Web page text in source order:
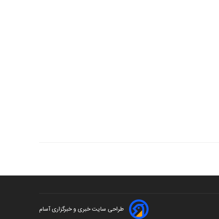
طراحی سایت خبری و خبرگزاری آسام